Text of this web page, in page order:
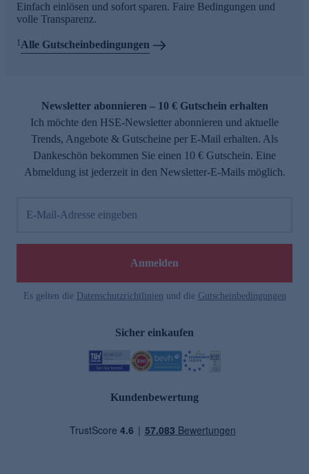
Einfach einlösen und sofort sparen. Faire Bedingungen und
volle Transparenz.
1 Alle Gutscheinbedingungen
Newsletter abonnieren – 10 € Gutschein erhalten
Ich möchte den HSE-Newsletter abonnieren und aktuelle
Trends, Angebote & Gutscheine per E-Mail erhalten. Als
Dankeschön bekommen Sie einen 10 € Gutschein. Eine
Abmeldung ist jederzeit in den Newsletter-E-Mails möglich.
E-Mail-Adresse eingeben
Anmelden
Es gelten die Datenschutzrichtlinien und die Gutscheinbedingungen
Sicher einkaufen
Kundenbewertung